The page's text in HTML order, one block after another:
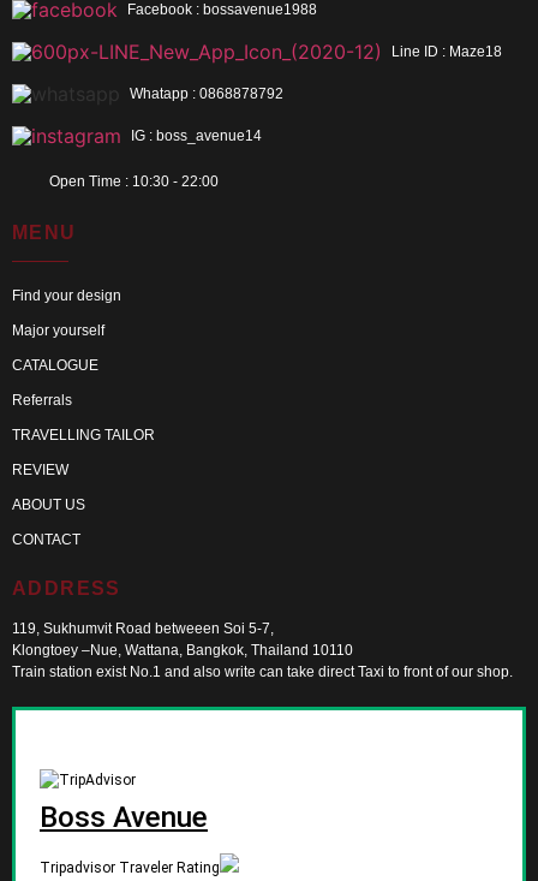
Facebook : bossavenue1988
Line ID : Maze18
Whatapp : 0868878792
IG : boss_avenue14
Open Time : 10:30 - 22:00
MENU
Find your design
Major yourself
CATALOGUE
Referrals
TRAVELLING TAILOR
REVIEW
ABOUT US
CONTACT
ADDRESS
119, Sukhumvit Road betweeen Soi 5-7,
Klongtoey –Nue, Wattana, Bangkok, Thailand 10110
Train station exist No.1 and also write can take direct Taxi to front of our shop.
Boss Avenue
Tripadvisor Traveler Rating